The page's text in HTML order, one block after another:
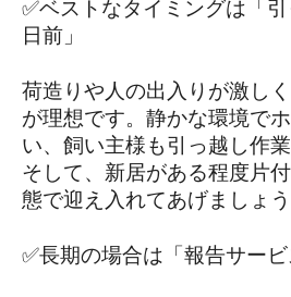
✅ベストなタイミングは「
日前」
荷造りや人の出入りが激し
が理想です。静かな環境で
い、飼い主様も引っ越し作
そして、新居がある程度片
態で迎え入れてあげましょ
✅長期の場合は「報告サー